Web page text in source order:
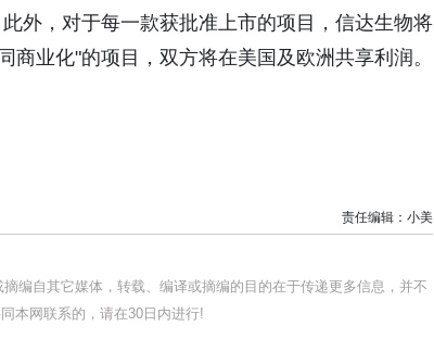
外，对于每一款获批准上市的项目，信达生物将
业化"的项目，双方将在美国及欧洲共享利润。
责任编辑：小美
编自其它媒体，转载、编译或摘编的目的在于传递更多信息，并不
本网联系的，请在30日内进行!